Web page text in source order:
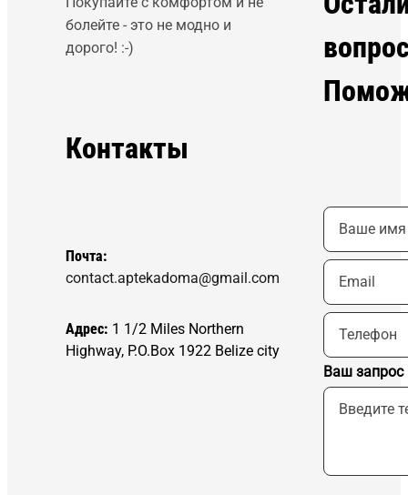
болейте - это не модно и
дорого! :-)
Контакты
Почта:
contact.aptekadoma@gmail.com
Адрес: 1 1/2 Miles Northern
Highway, P.O.Box 1922 Belize city
Ваш запрос